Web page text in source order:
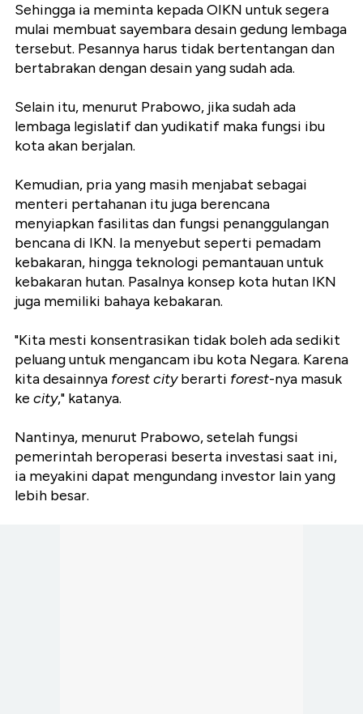
Sehingga ia meminta kepada OIKN untuk segera
mulai membuat sayembara desain gedung lembaga
tersebut. Pesannya harus tidak bertentangan dan
bertabrakan dengan desain yang sudah ada.
Selain itu, menurut Prabowo, jika sudah ada
lembaga legislatif dan yudikatif maka fungsi ibu
kota akan berjalan.
Kemudian, pria yang masih menjabat sebagai
menteri pertahanan itu juga berencana
menyiapkan fasilitas dan fungsi penanggulangan
bencana di IKN. Ia menyebut seperti pemadam
kebakaran, hingga teknologi pemantauan untuk
kebakaran hutan. Pasalnya konsep kota hutan IKN
juga memiliki bahaya kebakaran.
"Kita mesti konsentrasikan tidak boleh ada sedikit
peluang untuk mengancam ibu kota Negara. Karena
kita desainnya forest cityberarti forest-nya masuk
ke city," katanya.
Nantinya, menurut Prabowo, setelah fungsi
pemerintah beroperasi beserta investasi saat ini,
ia meyakini dapat mengundang investor lain yang
lebih besar.